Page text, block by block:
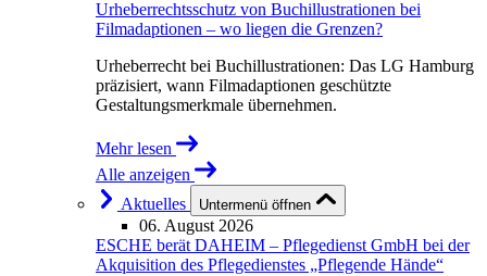
Urheberrechtsschutz von Buchillustrationen bei
Filmadaptionen – wo liegen die Grenzen?
Urheberrecht bei Buchillustrationen: Das LG Hamburg
präzisiert, wann Filmadaptionen geschützte
Gestaltungsmerkmale übernehmen.
Mehr lesen
Alle anzeigen
Aktuelles
Untermenü öffnen
06. August 2026
ESCHE berät DAHEIM – Pflegedienst GmbH bei der
Akquisition des Pflegedienstes „Pflegende Hände“